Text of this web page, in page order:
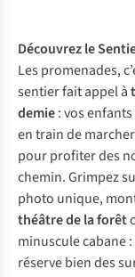
Découvrez le
Les promenades,
sentier fait appel à
demie: vos
en train de
pour profiter des
chemin. Grimpez
photo unique,
théâtre de la forêt
minuscule cabane
réserve bien des